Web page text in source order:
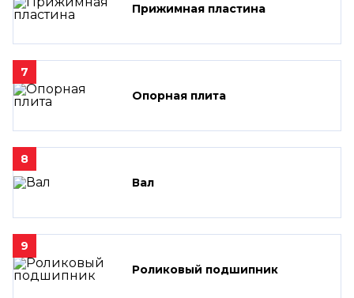
Прижимная пластина
7
Опорная плита
8
Вал
9
Роликовый подшипник